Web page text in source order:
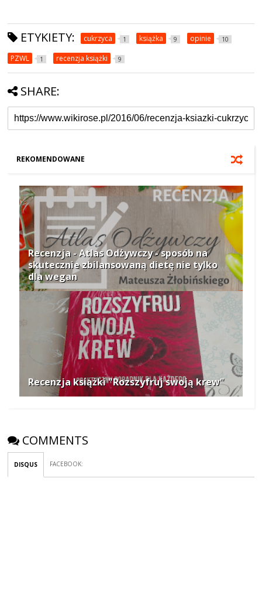
ETYKIETY: cukrzyca 1 książka 9 opinie 10
PZWL 1 recenzja książki 9
SHARE:
REKOMENDOWANE
Recenzja - Atlas Odżywczy - sposób na
skutecznie zbilansowaną dietę nie tylko
dla wegan
Recenzja książki "Rozszyfruj swoją krew"
COMMENTS
DISQUS FACEBOOK: